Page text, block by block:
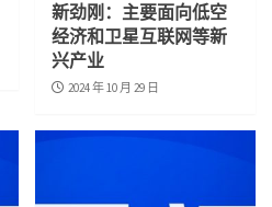
新劲刚：主要面向低空
经济和卫星互联网等新
兴产业
2024 年 10 月 29 日